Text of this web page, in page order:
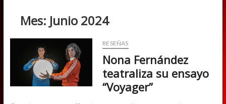
n
Mes: Junio 2024
RESEÑAS
Nona Fernández
teatraliza su ensayo
“Voyager”